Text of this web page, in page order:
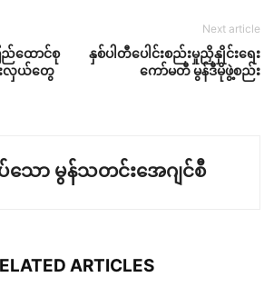
ည်ထောင်စု
လှယ်တွေ
Next article
နှစ်ပါတီပေါင်းစည်းမှုညှိနှိုင်းရေး
ကော်မတီ မွန်ဒီမိုဖွဲ့စည်း
ော မွန်သတင်းအေဂျင်စီ
ARTICLES